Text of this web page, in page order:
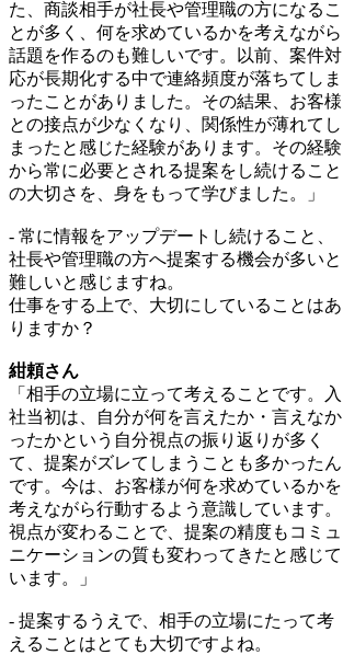
た、商談相手が社長や管理職の方になるこ
とが多く、何を求めているかを考えながら
話題を作るのも難しいです。以前、案件対
応が長期化する中で連絡頻度が落ちてしま
ったことがありました。その結果、お客様
との接点が少なくなり、関係性が薄れてし
まったと感じた経験があります。その経験
から常に必要とされる提案をし続けること
の大切さを、身をもって学びました。」
- 常に情報をアップデートし続けること、
社長や管理職の方へ提案する機会が多いと
難しいと感じますね。
仕事をする上で、大切にしていることはあ
りますか？
紺頼さん
「相手の立場に立って考えることです。入
社当初は、自分が何を言えたか・言えなか
ったかという自分視点の振り返りが多く
て、提案がズレてしまうことも多かったん
です。今は、お客様が何を求めているかを
考えながら行動するよう意識しています。
視点が変わることで、提案の精度もコミュ
ニケーションの質も変わってきたと感じて
います。」
- 提案するうえで、相手の立場にたって考
えることはとても大切ですよね。